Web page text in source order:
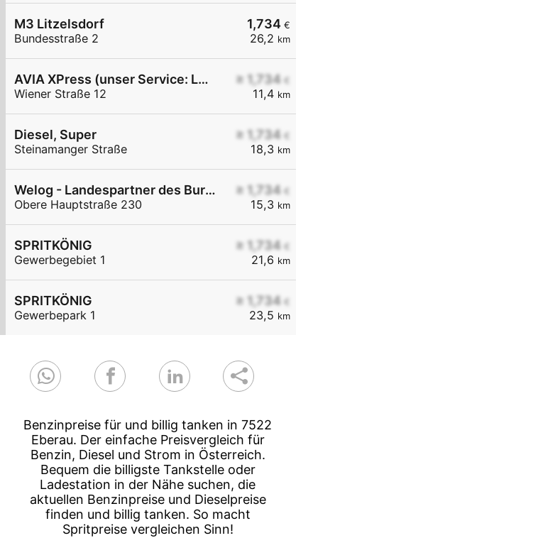
1,734 €
26,2 km
M3 Litzelsdorf
Bundesstraße 2
≥ 1,734 €
11,4 km
AVIA XPress (unser Service: Luft und Wasser)
Wiener Straße 12
≥ 1,734 €
18,3 km
Diesel, Super
Steinamanger Straße
≥ 1,734 €
15,3 km
Welog - Landespartner des Burgenlands
Obere Hauptstraße 230
≥ 1,734 €
21,6 km
SPRITKÖNIG
Gewerbegebiet 1
≥ 1,734 €
23,5 km
SPRITKÖNIG
Gewerbepark 1
Benzinpreise für und billig tanken in 7522
Eberau. Der einfache Preisvergleich für
Benzin, Diesel und Strom in Österreich.
Bequem die billigste Tankstelle oder
Ladestation in der Nähe suchen, die
aktuellen Benzinpreise und Dieselpreise
finden und billig tanken. So macht
Spritpreise vergleichen Sinn!